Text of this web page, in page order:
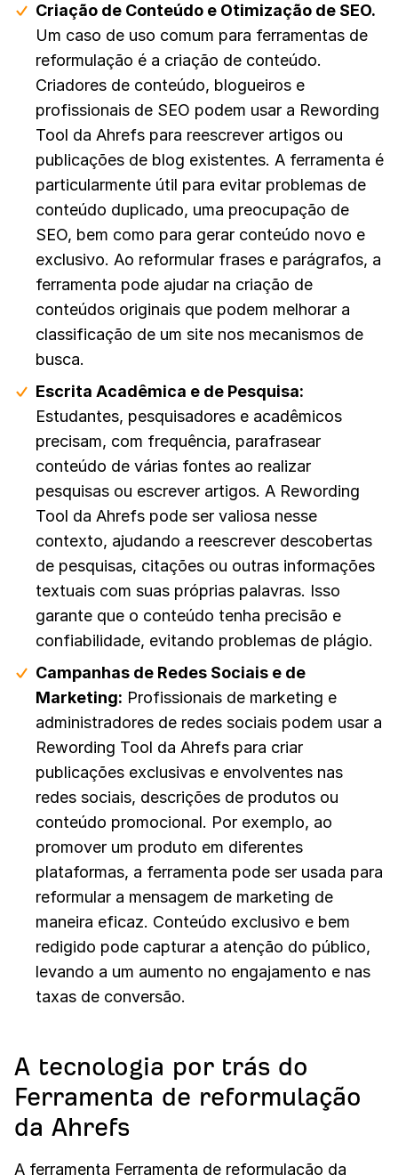
Criação de Conteúdo e Otimização de SEO.
Um caso de uso comum para ferramentas de
reformulação é a criação de conteúdo.
Criadores de conteúdo, blogueiros e
profissionais de SEO podem usar a Rewording
Tool da Ahrefs para reescrever artigos ou
publicações de blog existentes. A ferramenta é
particularmente útil para evitar problemas de
conteúdo duplicado, uma preocupação de
SEO, bem como para gerar conteúdo novo e
exclusivo. Ao reformular frases e parágrafos, a
ferramenta pode ajudar na criação de
conteúdos originais que podem melhorar a
classificação de um site nos mecanismos de
busca.
Escrita Acadêmica e de Pesquisa:
Estudantes, pesquisadores e acadêmicos
precisam, com frequência, parafrasear
conteúdo de várias fontes ao realizar
pesquisas ou escrever artigos. A Rewording
Tool da Ahrefs pode ser valiosa nesse
contexto, ajudando a reescrever descobertas
de pesquisas, citações ou outras informações
textuais com suas próprias palavras. Isso
garante que o conteúdo tenha precisão e
confiabilidade, evitando problemas de plágio.
Campanhas de Redes Sociais e de
Marketing: Profissionais de marketing e
administradores de redes sociais podem usar a
Rewording Tool da Ahrefs para criar
publicações exclusivas e envolventes nas
redes sociais, descrições de produtos ou
conteúdo promocional. Por exemplo, ao
promover um produto em diferentes
plataformas, a ferramenta pode ser usada para
reformular a mensagem de marketing de
maneira eficaz. Conteúdo exclusivo e bem
redigido pode capturar a atenção do público,
levando a um aumento no engajamento e nas
taxas de conversão.
A tecnologia por trás do
Ferramenta de reformulação
da Ahrefs
A ferramenta Ferramenta de reformulação da